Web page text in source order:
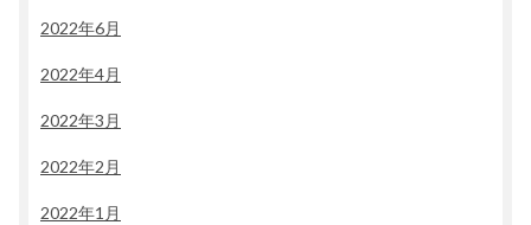
2022年6月
2022年4月
2022年3月
2022年2月
2022年1月